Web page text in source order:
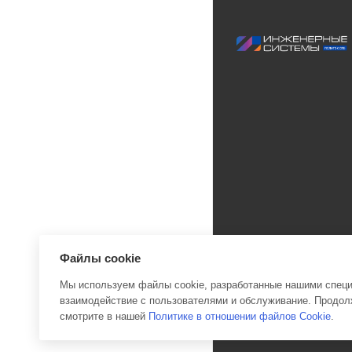
2026 © Инженерные
Файлы cookie
Мы используем файлы cookie, разработанные нашими
взаимодействие с пользователями и обслуживание.
смотрите в нашей Политике в отношении файлов Cookie.